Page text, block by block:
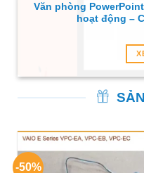
Văn phòng
hoạt động –
-50%